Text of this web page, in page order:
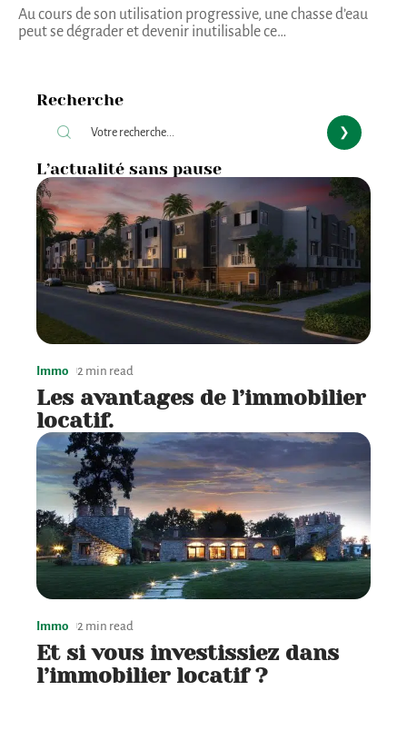
Au cours de son utilisation progressive, une chasse d’eau
peut se dégrader et devenir inutilisable ce…
Recherche
L’actualité sans pause
Immo 2 min read
Les avantages de l’immobilier
locatif.
Immo 2 min read
Et si vous investissiez dans
l’immobilier locatif ?